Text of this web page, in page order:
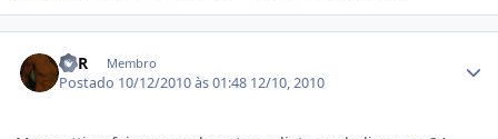
FCR Membro
Postado 10/12/2010 às 01:48 12/10, 2010